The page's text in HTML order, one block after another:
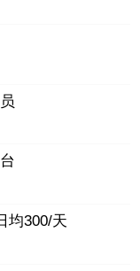
均300/天